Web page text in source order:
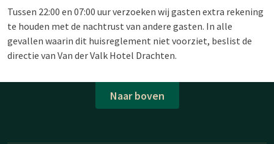
Tussen 22:00 en 07:00 uur verzoeken wij gasten extra rekening
te houden met de nachtrust van andere gasten. In alle
gevallen waarin dit huisreglement niet voorziet, beslist de
directie van Van der Valk Hotel Drachten.
Naar boven